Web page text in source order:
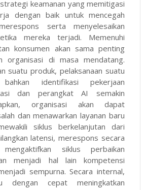
keamanan yang memitigasi
dengan baik untuk mencegah
serta menyelesaikan
mereka terjadi. Memenuhi
konsumen akan sama penting
organisasi di masa mendatang.
suatu produk, pelaksanaan suatu
identifikasi pekerjaan
dan perangkat AI semakin
organisasi akan dapat
dan menawarkan layanan baru
siklus berkelanjutan dari
latensi, merespons secara
siklus perbaikan
menjadi hal lain kompetensi
sempurna. Secara internal,
dengan cepat meningkatkan